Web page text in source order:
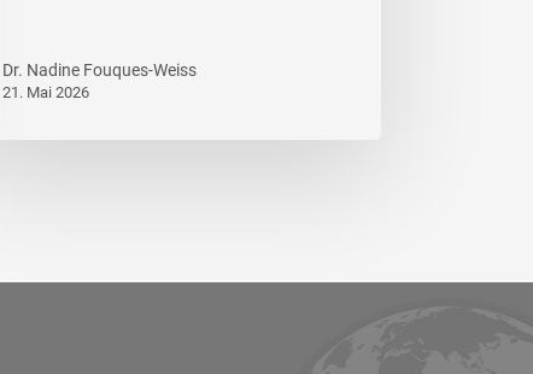
Dr. Nadine Fouques-Weiss
21. Mai 2026